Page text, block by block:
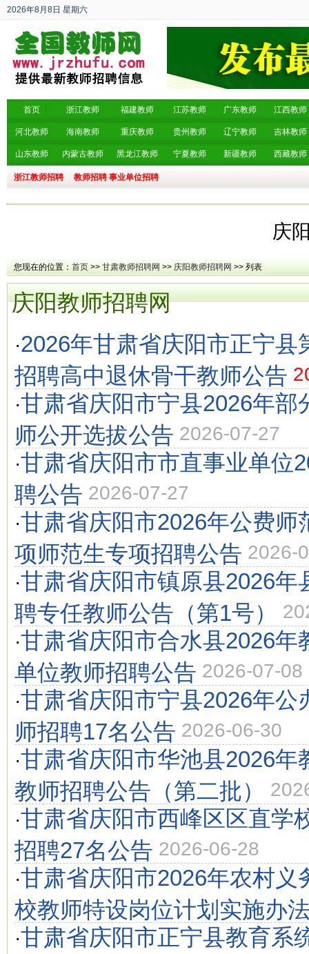
2026年8月8日 星期六
丙午年 六月廿六
首页 浙江教师 福建教师 江苏教师 广东教师 江西教师
河北教师 海南教师 重庆教师 贵州教师 辽宁教师 吉林教师
山东教师 内蒙古教师 黑龙江教师 宁夏教师 新疆教师 西藏教师
浙江教师招聘 教师招聘 事业单位招聘
庆
您现在的位置： 首页 >> 甘肃教师招聘网 >> 庆阳教师招聘网 >> 列表
庆阳教师招聘网
·2026年甘肃省庆阳市正宁县
招聘高中退休骨干教师公告
·甘肃省庆阳市宁县2026年部
师公开选拔公告 2026-07-27
·甘肃省庆阳市市直事业单位
聘公告 2026-07-27
·甘肃省庆阳市2026年公费师
项师范生专项招聘公告 2026-
·甘肃省庆阳市镇原县2026年
聘专任教师公告（第1号）
·甘肃省庆阳市合水县2026年
单位教师招聘公告 2026-07-08
·甘肃省庆阳市宁县2026年公
师招聘17名公告 2026-06-30
·甘肃省庆阳市华池县2026年
教师招聘公告（第二批）
·甘肃省庆阳市西峰区区直学
招聘27名公告 2026-06-28
·甘肃省庆阳市2026年农村义
校教师特设岗位计划实施办
·甘肃省庆阳市正宁县教育系